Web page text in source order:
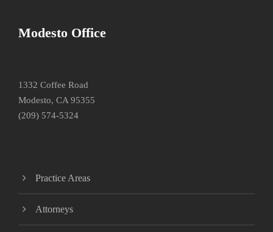
Modesto Office
1332 Coffee Road
Modesto, CA 95355
(209) 574-5324
Practice Areas
Attorneys